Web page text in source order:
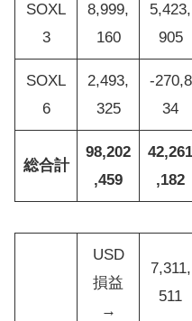
SOXL
3
8,999,
160
5,423,
905
SOXL
6
2,493,
325
-270,8
34
総合計
98,202
,459
42,261
,182
USD
損益
→
7,311,
511